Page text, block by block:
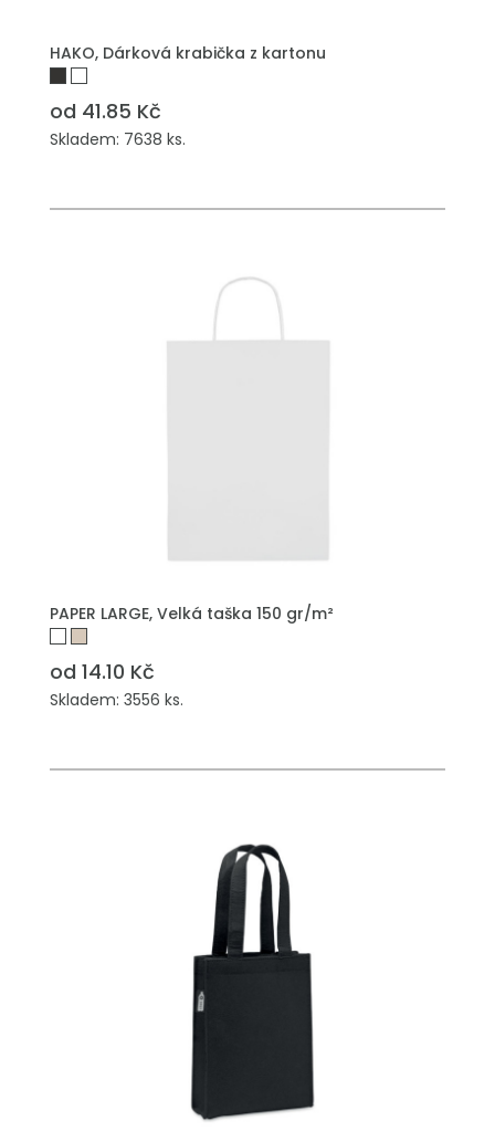
HAKO, Dárková krabička z kartonu
od 41.85 Kč
Skladem: 7638 ks.
PAPER LARGE, Velká taška 150 gr/m²
od 14.10 Kč
Skladem: 3556 ks.